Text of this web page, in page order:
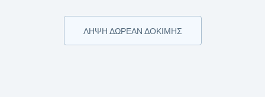
ΛΉΨΗ ΔΩΡΕΆΝ ΔΟΚΙΜΉΣ